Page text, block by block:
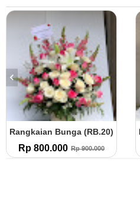
Rangkaian Bunga (RB.20)
Rp 800.000 Rp 900.000